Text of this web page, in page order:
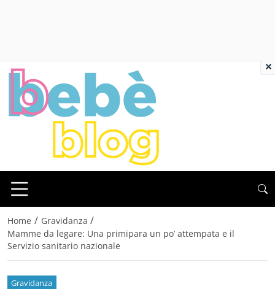
Home / Gravidanza /
Mamme da legare: Una primipara un po’ attempata e il
Servizio sanitario nazionale
Gravidanza
×